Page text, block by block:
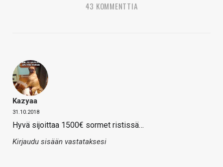
43 KOMMENTTIA
Kazyaa
31.10.2018
Hyvä sijoittaa 1500€ sormet ristissä…
Kirjaudu sisään vastataksesi